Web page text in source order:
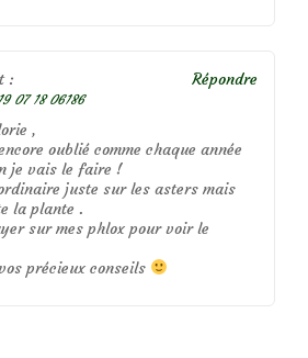
:
07 18 06186
,
oublié comme chaque année
je vais le faire !
juste sur les asters mais
la plante .
sur mes phlox pour voir le
précieux conseils
Répondre